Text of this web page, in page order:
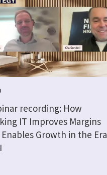
recording: How
IT Improves Margins
Growth in the Era